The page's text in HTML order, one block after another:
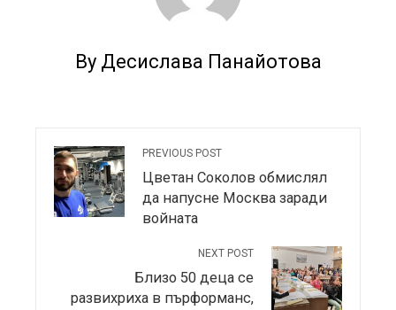
By Десислава Панайотова
PREVIOUS POST
Цветан Соколов обмислял
да напусне Москва заради
войната
NEXT POST
Близо 50 деца се
развихриха в пърформанс,